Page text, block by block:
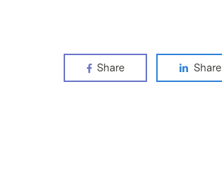
Share Share